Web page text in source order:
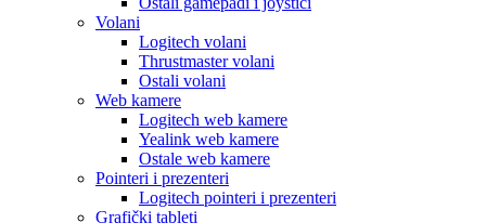
Volani
Logitech volani
Thrustmaster volani
Ostali volani
Web kamere
Logitech web kamere
Yealink web kamere
Ostale web kamere
Pointeri i prezenteri
Logitech pointeri i prezenteri
Grafički tableti